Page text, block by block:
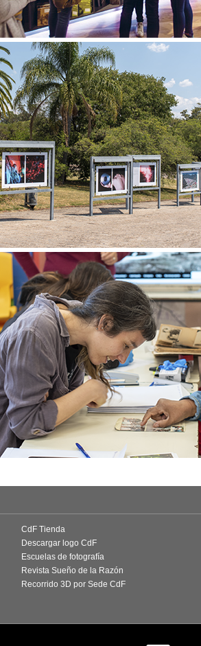
CdF Tienda
Descargar logo CdF
Escuelas de fotografía
Revista Sueño de la Razón
Recorrido 3D por Sede CdF